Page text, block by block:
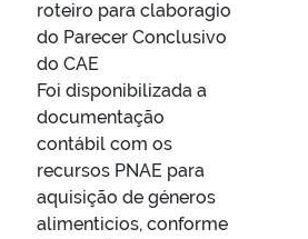
roteiro para claboragio
do Parecer Conclusivo
do CAE
Foi disponibilizada a
documentação
contábil com os
recursos PNAE para
aquisição de géneros
alimenticios, conforme